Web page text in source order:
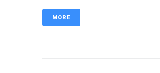
MORE